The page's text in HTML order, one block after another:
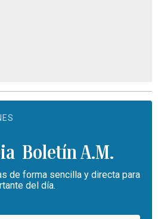
Boletín A.M.
de forma sencilla y directa para
del día.